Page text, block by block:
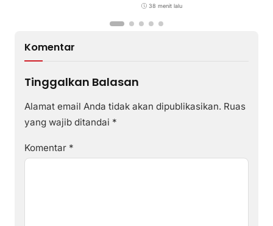
LMS38 menit lalu
Komentar
Tinggalkan Balasan
Alamat email Anda tidak akan dipublikasikan. Ruas
yang wajib ditandai *
Komentar *